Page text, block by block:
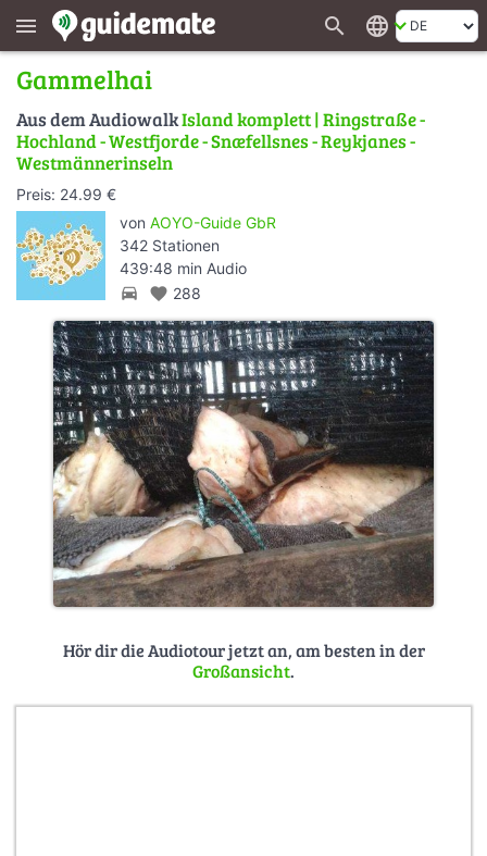
menu search language
Gammelhai
Aus dem AudiowalkIsland komplett | Ringstraße -
Hochland - Westfjorde - Snæfellsnes - Reykjanes -
Westmännerinseln
Preis: 24.99 €
von AOYO-Guide GbR
342 Stationen
439:48 min Audio
directions_car favorite 288
Hör dir die Audiotour jetzt an, am besten in der
Großansicht.